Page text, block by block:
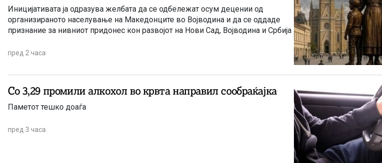
Иницијативата ја одразува желбата да се одбележат осум децении од
организираното населување на Македонците во Војводина и да се оддаде
признание за нивниот придонес кон развојот на Нови Сад, Војводина и Србија
пред 2 часа
Со 3,29 промили алкохол во крвта направил сообраќајка
Паметот тешко доаѓа
пред 3 часа